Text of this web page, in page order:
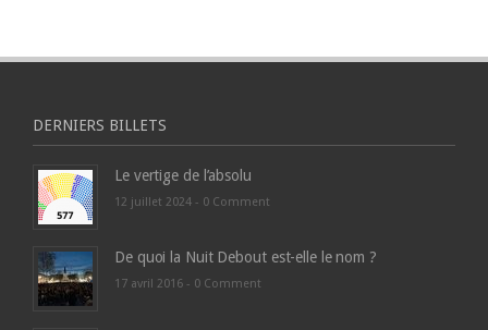
DERNIERS BILLETS
Le vertige de l’absolu
12 juillet 2024 - 0 Comment
De quoi la Nuit Debout est-elle le nom ?
17 avril 2016 - 0 Comment